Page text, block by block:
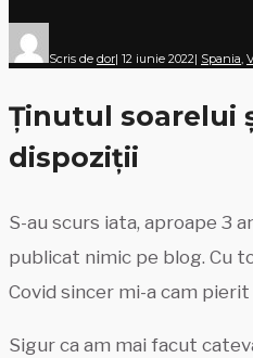
Scris de dor| 12 iunie 2022| Spania,
Ținutul soarelui
dispoziții
S-au scurs iata, aproape 3
publicat nimic pe blog. Cu
Covid sincer mi-a cam pierit
Sigur ca am mai facut